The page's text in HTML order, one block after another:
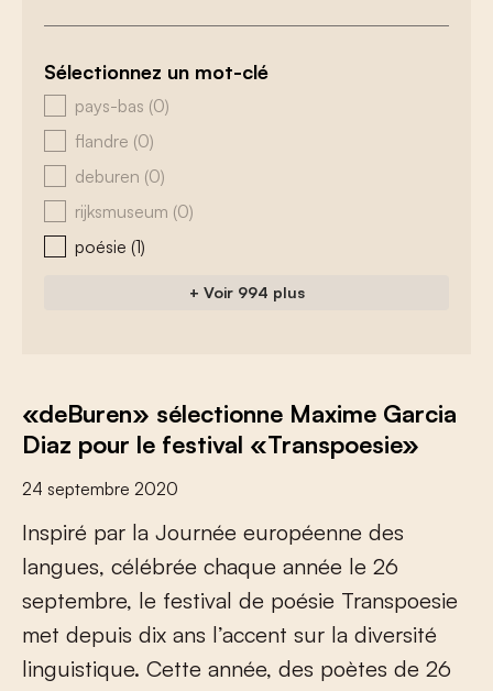
Sélectionnez un mot-clé
zoeken - tags
pays-bas (0)
flandre (0)
deburen (0)
rijksmuseum (0)
poésie (1)
+ Voir 994 plus
«deBuren» sélectionne Maxime Garcia
Diaz pour le festival «Transpoesie»
24 septembre 2020
Inspiré par la Journée européenne des
langues, célébrée chaque année le 26
septembre, le festival de poésie Transpoesie
met depuis dix ans l’accent sur la diversité
linguistique. Cette année, des poètes de 26